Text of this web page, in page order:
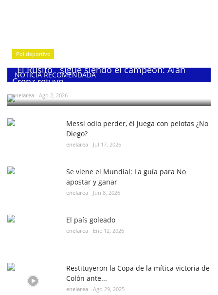
NOTICIA RECOMENDADA
Polideportivo
¨El Rusito¨ sigue siendo el campeón: Alan
Crenz retuvo...
enelarea Ago 2, 2026
Messi odio perder, él juega con pelotas ¿No
Diego?
enelarea Jul 17, 2026
Se viene el Mundial: La guía para No
apostar y ganar
enelarea Jun 8, 2026
El país goleado
enelarea Ene 12, 2026
Restituyeron la Copa de la mítica victoria de
Colón ante...
enelarea Ago 29, 2025